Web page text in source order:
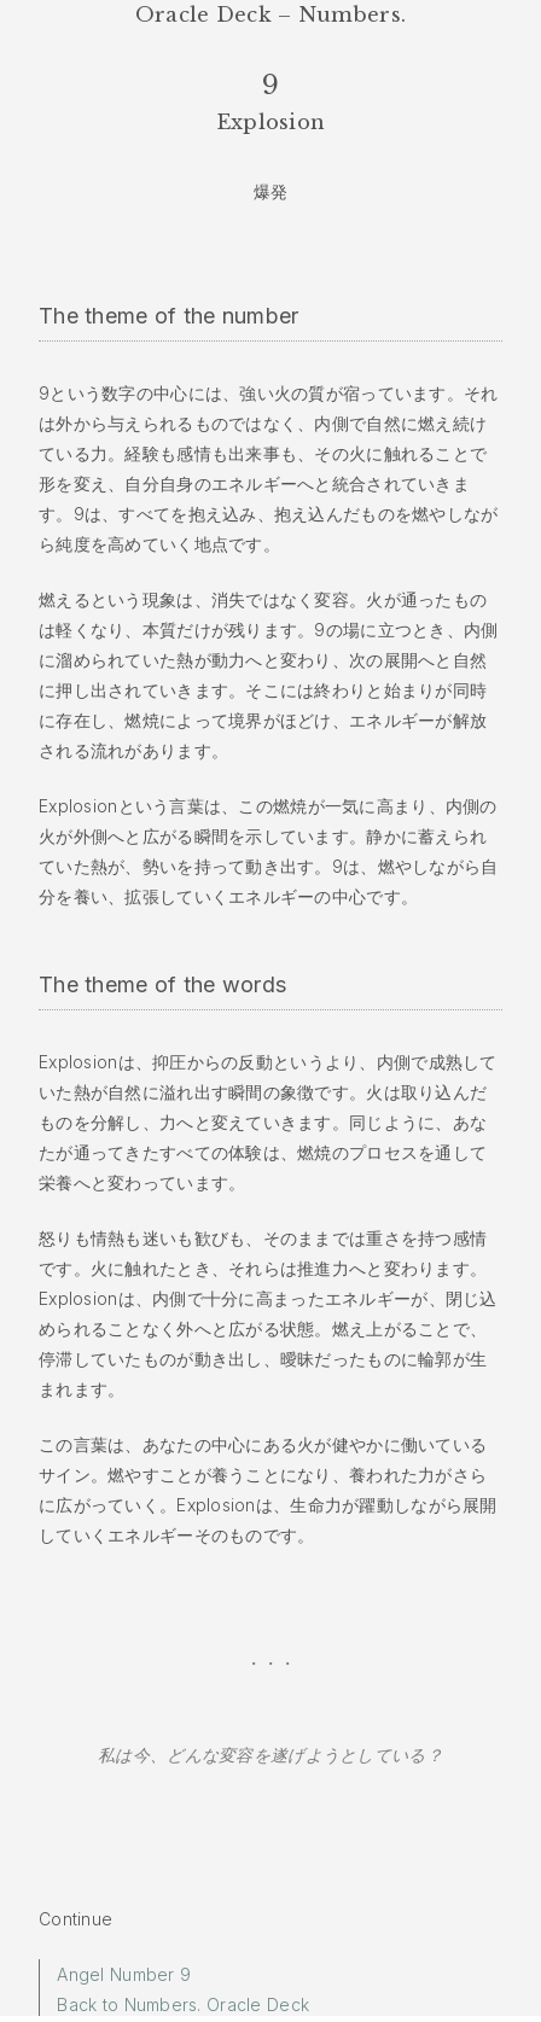
Oracle Deck – Numbers.
9
Explosion
爆発
The theme of the number
9という数字の中心には、強い火の質が宿っています。それ
は外から与えられるものではなく、内側で自然に燃え続け
ている力。経験も感情も出来事も、その火に触れることで
形を変え、自分自身のエネルギーへと統合されていきま
す。9は、すべてを抱え込み、抱え込んだものを燃やしなが
ら純度を高めていく地点です。
燃えるという現象は、消失ではなく変容。火が通ったもの
は軽くなり、本質だけが残ります。9の場に立つとき、内側
に溜められていた熱が動力へと変わり、次の展開へと自然
に押し出されていきます。そこには終わりと始まりが同時
に存在し、燃焼によって境界がほどけ、エネルギーが解放
される流れがあります。
Explosionという言葉は、この燃焼が一気に高まり、内側の
火が外側へと広がる瞬間を示しています。静かに蓄えられ
ていた熱が、勢いを持って動き出す。9は、燃やしながら自
分を養い、拡張していくエネルギーの中心です。
The theme of the words
Explosionは、抑圧からの反動というより、内側で成熟して
いた熱が自然に溢れ出す瞬間の象徴です。火は取り込んだ
ものを分解し、力へと変えていきます。同じように、あな
たが通ってきたすべての体験は、燃焼のプロセスを通して
栄養へと変わっています。
怒りも情熱も迷いも歓びも、そのままでは重さを持つ感情
です。火に触れたとき、それらは推進力へと変わります。
Explosionは、内側で十分に高まったエネルギーが、閉じ込
められることなく外へと広がる状態。燃え上がることで、
停滞していたものが動き出し、曖昧だったものに輪郭が生
まれます。
この言葉は、あなたの中心にある火が健やかに働いている
サイン。燃やすことが養うことになり、養われた力がさら
に広がっていく。Explosionは、生命力が躍動しながら展開
していくエネルギーそのものです。
・・・
私は今、どんな変容を遂げようとしている？
Continue
Angel Number 9
Back to Numbers. Oracle Deck